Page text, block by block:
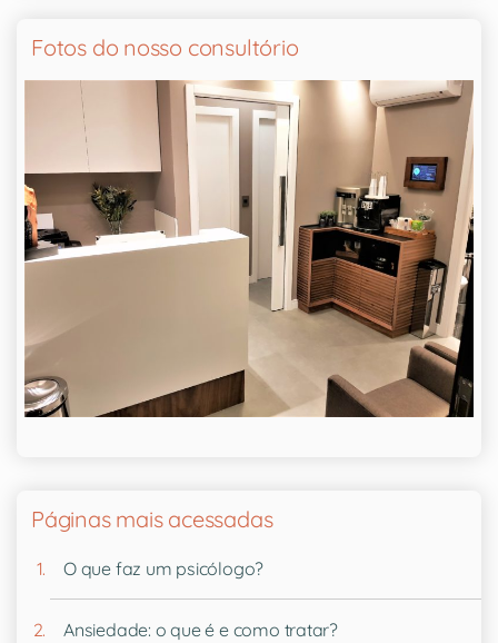
Fotos do nosso consultório
Páginas mais acessadas
O que faz um psicólogo?
Ansiedade: o que é e como tratar?